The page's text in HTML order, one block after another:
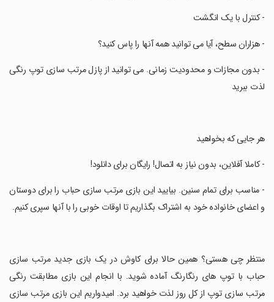
‏- کنترل با یک انگشت
‏- هزاران سطح، آیا می توانید همه آنها را پاس کنید؟
‏- بدون مجازات و محدودیت زمانی. می توانید از پازل مرتب سازی توپ رنگی
لذت ببرید
‏هر جایی که بخواهید
‏- کاملا آفلاین، بدون نیاز به اتصال! رایگان برای دانلود!
‏- مناسب برای تمام سنین. بیایید این بازی مرتب سازی حباب را برای دوستان
و اعضای خانواده خود به اشتراک بگذاریم تا اوقات خوبی را با آنها سپری کنیم.
‏منتظر چی هستی؟ همین حالا برای کاوش در یک بازی جدید مرتب سازی
حباب با توپ های رنگارنگ آماده شوید. با انجام این بازی مطابقت رنگی
مرتب سازی توپ از کل روز لذت خواهید برد. امیدواریم این بازی مرتب سازی